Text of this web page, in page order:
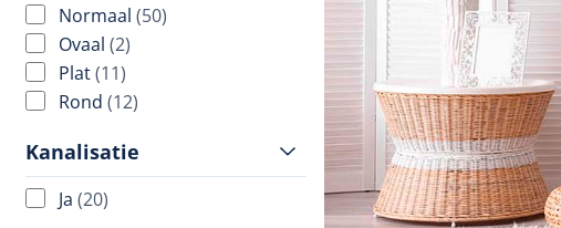
Normaal (50)
Ovaal (2)
Plat (11)
Rond (12)
Kanalisatie
Ja (20)